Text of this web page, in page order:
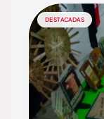
DESTACADAS